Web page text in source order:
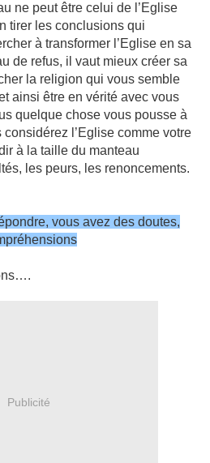
ne peut être celui de l’Eglise
tirer les conclusions qui
à transformer l’Eglise en sa
de refus, il vaut mieux créer sa
la religion qui vous semble
ainsi être en vérité avec vous
quelque chose vous pousse à
considérez l’Eglise comme votre
à la taille du manteau
les peurs, les renoncements.
vous avez des doutes,
Publicité